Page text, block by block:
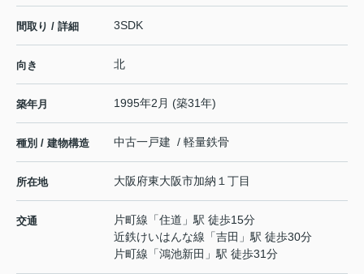
間取り / 詳細 3SDK
向き 北
築年月 1995年2月 (築31年)
種別 / 建物構造 中古一戸建 / 軽量鉄骨
所在地 大阪府東大阪市加納 １丁目
交通 片町線 「住道 」駅 徒歩15分
近鉄けいはんな線 「吉田 」駅 徒歩30分
片町線 「鴻池新田 」駅 徒歩31分